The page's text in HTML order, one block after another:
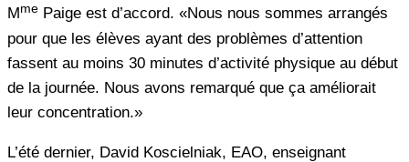
Mme Paige est d’accord. «Nous nous sommes arrangés
pour que les élèves ayant des problèmes d’attention
fassent au moins 30 minutes d’activité physique au début
de la journée. Nous avons remarqué que ça améliorait
leur concentration.»
L’été dernier, David Koscielniak, EAO, enseignant